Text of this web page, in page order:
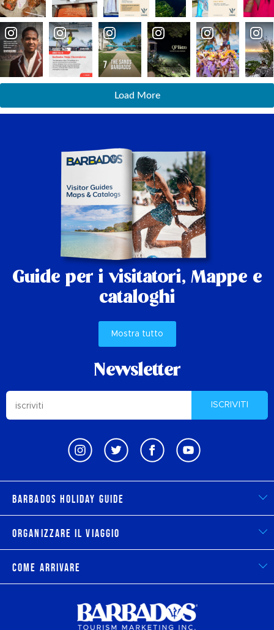
Load More
Guide per i visitatori, Mappe e
cataloghi
Mostra tutto
Newsletter
ISCRIVITI
Barbados Holiday Guide
Organizzare il viaggio
Come arrivare